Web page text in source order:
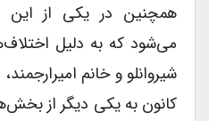
همچنین در یکی از این
می‌شود که به دلیل
شیروانلو و خانم
کانون به یکی دیگر از